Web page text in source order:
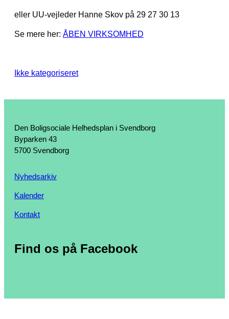
eller UU-vejleder Hanne Skov på 29 27 30 13
Se mere her: ÅBEN VIRKSOMHED
Ikke kategoriseret
Den Boligsociale Helhedsplan i Svendborg
Byparken 43
5700 Svendborg
Nyhedsarkiv
Kalender
Kontakt
Find os på Facebook